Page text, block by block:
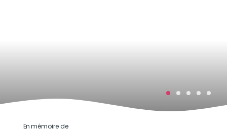
En mémoire de